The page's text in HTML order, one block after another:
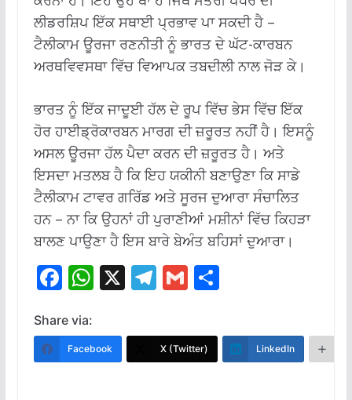
ਲੀਡਰਸ਼ਿਪ ਇੱਕ ਸਥਾਈ ਪ੍ਰਭਾਵ ਪਾ ਸਕਦੀ ਹੈ –
ਟੈਲੀਕਾਮ ਊਰਜਾ ਰਣਨੀਤੀ ਨੂੰ ਭਾਰਤ ਦੇ ਘੱਟ-ਕਾਰਬਨ
ਅਰਥਵਿਵਸਥਾ ਵਿੱਚ ਵਿਆਪਕ ਤਬਦੀਲੀ ਨਾਲ ਜੋੜ ਕੇ।
ਭਾਰਤ ਨੂੰ ਇੱਕ ਜਾਦੂਈ ਹੱਲ ਦੇ ਰੂਪ ਵਿੱਚ ਭੇਸ ਵਿੱਚ ਇੱਕ
ਹੋਰ ਹਾਈਡ੍ਰੋਕਾਰਬਨ ਮਾਰਗ ਦੀ ਜ਼ਰੂਰਤ ਨਹੀਂ ਹੈ। ਇਸਨੂੰ
ਅਸਲ ਊਰਜਾ ਹੱਲ ਪੈਦਾ ਕਰਨ ਦੀ ਜ਼ਰੂਰਤ ਹੈ। ਅਤੇ
ਇਸਦਾ ਮਤਲਬ ਹੈ ਕਿ ਇਹ ਯਕੀਨੀ ਬਣਾਉਣਾ ਕਿ ਸਾਡੇ
ਟੈਲੀਕਾਮ ਟਾਵਰ ਗਰਿੱਡ ਅਤੇ ਸੂਰਜ ਦੁਆਰਾ ਸੰਚਾਲਿਤ
ਹਨ – ਨਾ ਕਿ ਉਹਨਾਂ ਹੀ ਪੁਰਾਣੀਆਂ ਮਸ਼ੀਨਾਂ ਵਿੱਚ ਕਿਹੜਾ
ਬਾਲਣ ਪਾਉਣਾ ਹੈ ਇਸ ਬਾਰੇ ਬੇਅੰਤ ਬਹਿਸਾਂ ਦੁਆਰਾ।
F
e
b
W
at
s
X T
e
gr
G
ai
l
S
ar
e
Share via:
Facebook X (Twitter) LinkedIn